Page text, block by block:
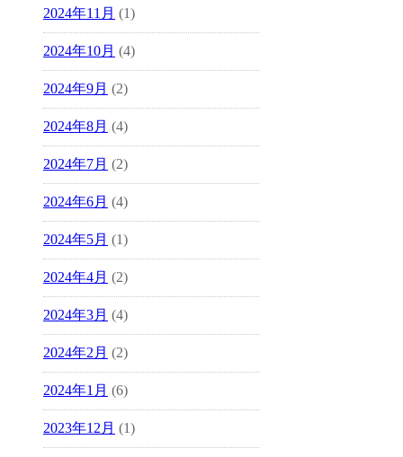
2024年11月 (1)
2024年10月 (4)
2024年9月 (2)
2024年8月 (4)
2024年7月 (2)
2024年6月 (4)
2024年5月 (1)
2024年4月 (2)
2024年3月 (4)
2024年2月 (2)
2024年1月 (6)
2023年12月 (1)